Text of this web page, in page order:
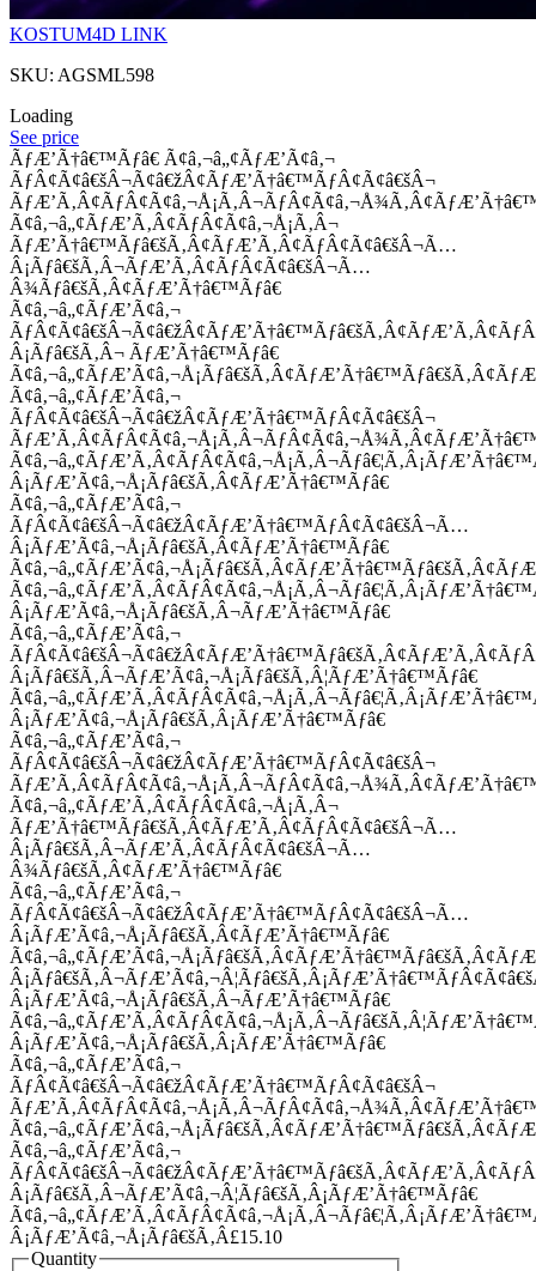
KOSTUM4D LINK
SKU: AGSML598
Loading
See price
ÃƒÆ’Ã†â€™Ãƒâ€ Ã¢â‚¬â„¢ÃƒÆ’Ã¢â‚¬
ÃƒÂ¢Ã¢â€šÂ¬Ã¢â€žÂ¢ÃƒÆ’Ã†â€™ÃƒÂ¢Ã¢â€šÂ¬
Ã¢â‚¬â„¢ÃƒÆ’Ã‚Â¢ÃƒÂ¢Ã¢â‚¬Å¡Ã‚Â¬
ÃƒÆ’Ã†â€™Ãƒâ€šÃ‚Â¢ÃƒÆ’Ã‚Â¢ÃƒÂ¢Ã¢â€šÂ¬Ã…
Â¡Ãƒâ€šÃ‚Â¬ÃƒÆ’Ã‚Â¢ÃƒÂ¢Ã¢â€šÂ¬Ã…
Â¾Ãƒâ€šÃ‚Â¢ÃƒÆ’Ã†â€™Ãƒâ€
Ã¢â‚¬â„¢ÃƒÆ’Ã¢â‚¬
Â¡Ãƒâ€šÃ‚Â¬ ÃƒÆ’Ã†â€™Ãƒâ€
Ã¢â‚¬â„¢ÃƒÆ’Ã¢â‚¬
ÃƒÂ¢Ã¢â€šÂ¬Ã¢â€žÂ¢ÃƒÆ’Ã†â€™ÃƒÂ¢Ã¢â€šÂ¬
Â¡ÃƒÆ’Ã¢â‚¬Å¡Ãƒâ€šÃ‚Â¢ÃƒÆ’Ã†â€™Ãƒâ€
Ã¢â‚¬â„¢ÃƒÆ’Ã¢â‚¬
ÃƒÂ¢Ã¢â€šÂ¬Ã¢â€žÂ¢ÃƒÆ’Ã†â€™ÃƒÂ¢Ã¢â€šÂ¬Ã…
Â¡ÃƒÆ’Ã¢â‚¬Å¡Ãƒâ€šÃ‚Â¢ÃƒÆ’Ã†â€™Ãƒâ€
Â¡ÃƒÆ’Ã¢â‚¬Å¡Ãƒâ€šÃ‚Â¬ÃƒÆ’Ã†â€™Ãƒâ€
Ã¢â‚¬â„¢ÃƒÆ’Ã¢â‚¬
Â¡Ãƒâ€šÃ‚Â¬ÃƒÆ’Ã¢â‚¬Å¡Ãƒâ€šÃ‚Â¦ÃƒÆ’Ã†â€™Ãƒâ€
Â¡ÃƒÆ’Ã¢â‚¬Å¡Ãƒâ€šÃ‚Â¡ÃƒÆ’Ã†â€™Ãƒâ€
Ã¢â‚¬â„¢ÃƒÆ’Ã¢â‚¬
ÃƒÂ¢Ã¢â€šÂ¬Ã¢â€žÂ¢ÃƒÆ’Ã†â€™ÃƒÂ¢Ã¢â€šÂ¬
Ã¢â‚¬â„¢ÃƒÆ’Ã‚Â¢ÃƒÂ¢Ã¢â‚¬Å¡Ã‚Â¬
ÃƒÆ’Ã†â€™Ãƒâ€šÃ‚Â¢ÃƒÆ’Ã‚Â¢ÃƒÂ¢Ã¢â€šÂ¬Ã…
Â¡Ãƒâ€šÃ‚Â¬ÃƒÆ’Ã‚Â¢ÃƒÂ¢Ã¢â€šÂ¬Ã…
Â¾Ãƒâ€šÃ‚Â¢ÃƒÆ’Ã†â€™Ãƒâ€
Ã¢â‚¬â„¢ÃƒÆ’Ã¢â‚¬
ÃƒÂ¢Ã¢â€šÂ¬Ã¢â€žÂ¢ÃƒÆ’Ã†â€™ÃƒÂ¢Ã¢â€šÂ¬Ã…
Â¡ÃƒÆ’Ã¢â‚¬Å¡Ãƒâ€šÃ‚Â¢ÃƒÆ’Ã†â€™Ãƒâ€
Â¡ÃƒÆ’Ã¢â‚¬Å¡Ãƒâ€šÃ‚Â¬ÃƒÆ’Ã†â€™Ãƒâ€
Â¡ÃƒÆ’Ã¢â‚¬Å¡Ãƒâ€šÃ‚Â¡ÃƒÆ’Ã†â€™Ãƒâ€
Ã¢â‚¬â„¢ÃƒÆ’Ã¢â‚¬
ÃƒÂ¢Ã¢â€šÂ¬Ã¢â€žÂ¢ÃƒÆ’Ã†â€™ÃƒÂ¢Ã¢â€šÂ¬
Ã¢â‚¬â„¢ÃƒÆ’Ã¢â‚¬
Â¡Ãƒâ€šÃ‚Â¬ÃƒÆ’Ã¢â‚¬Â¦Ãƒâ€šÃ‚Â¡ÃƒÆ’Ã†â€™Ãƒâ€
Â¡ÃƒÆ’Ã¢â‚¬Å¡Ãƒâ€šÃ‚Â£15.10
Quantity